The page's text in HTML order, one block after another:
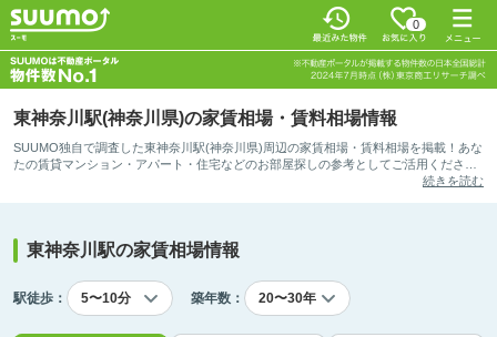
0
東神奈川駅(神奈川県)の家賃相場・賃料相場情報
SUUMO独自で調査した東神奈川駅(神奈川県)周辺の家賃相場・賃料相場を掲載！あな
たの賃貸マンション・アパート・住宅などのお部屋探しの参考としてご活用くださ
続きを読む
東神奈川駅の家賃相場情報
駅徒歩： 築年数：